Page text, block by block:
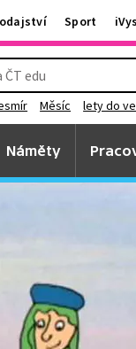
Sport
Měsíc lety do
Náměty